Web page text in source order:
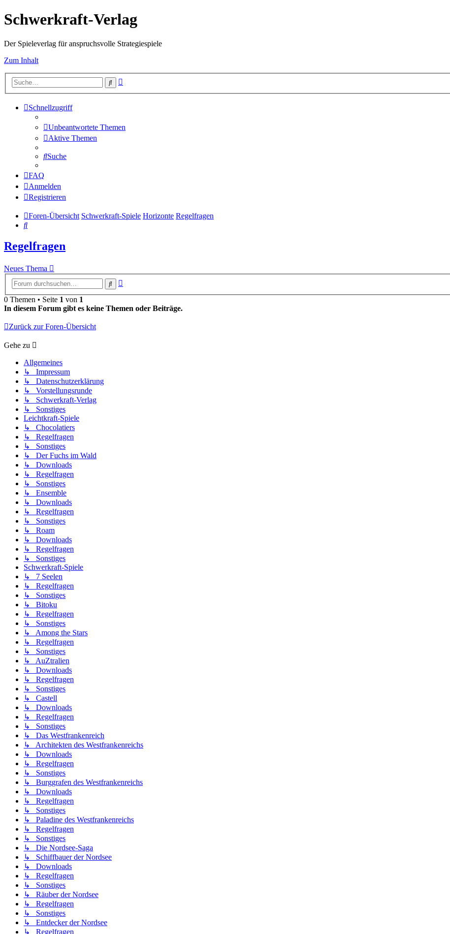
Schwerkraft-Verlag
Der Spieleverlag für anspruchsvolle Strategiespiele
Zum Inhalt
Suche
Schnellzugriff
Unbeantwortete Themen
Aktive Themen
Suche
FAQ
Anmelden
Registrieren
Foren-Übersicht Schwerkraft-Spiele Horizonte Regelfragen
Suche
Regelfragen
Neues Thema
Suche
0 Themen • Seite 1 von 1
In diesem Forum gibt es keine Themen oder Beiträge.
Zurück zur Foren-Übersicht
Gehe zu
Allgemeines
↳ Impressum
↳ Datenschutzerklärung
↳ Vorstellungsrunde
↳ Schwerkraft-Verlag
↳ Sonstiges
Leichtkraft-Spiele
↳ Chocolatiers
↳ Regelfragen
↳ Sonstiges
↳ Der Fuchs im Wald
↳ Downloads
↳ Regelfragen
↳ Sonstiges
↳ Ensemble
↳ Downloads
↳ Regelfragen
↳ Sonstiges
↳ Roam
↳ Downloads
↳ Regelfragen
↳ Sonstiges
Schwerkraft-Spiele
↳ 7 Seelen
↳ Regelfragen
↳ Sonstiges
↳ Bitoku
↳ Regelfragen
↳ Sonstiges
↳ Among the Stars
↳ Regelfragen
↳ Sonstiges
↳ AuZtralien
↳ Downloads
↳ Regelfragen
↳ Sonstiges
↳ Castell
↳ Downloads
↳ Regelfragen
↳ Sonstiges
↳ Das Westfrankenreich
↳ Architekten des Westfrankenreichs
↳ Downloads
↳ Regelfragen
↳ Sonstiges
↳ Burggrafen des Westfrankenreichs
↳ Downloads
↳ Regelfragen
↳ Sonstiges
↳ Paladine des Westfrankenreichs
↳ Regelfragen
↳ Sonstiges
↳ Die Nordsee-Saga
↳ Schiffbauer der Nordsee
↳ Downloads
↳ Regelfragen
↳ Sonstiges
↳ Räuber der Nordsee
↳ Regelfragen
↳ Sonstiges
↳ Entdecker der Nordsee
↳ Regelfragen